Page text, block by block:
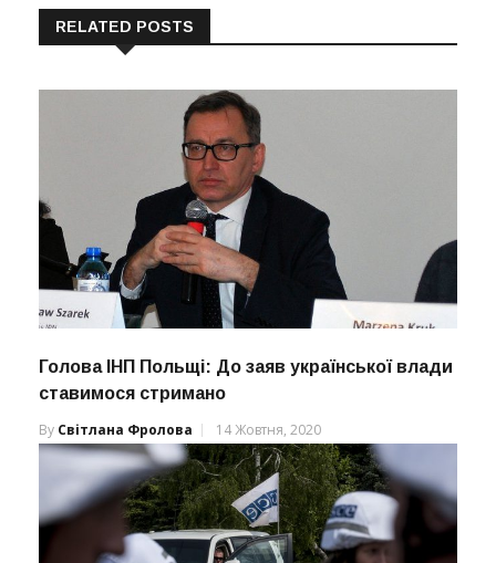
RELATED POSTS
Голова ІНП Польщі: До заяв української влади
ставимося стримано
By Світлана Фролова 14 Жовтня, 2020